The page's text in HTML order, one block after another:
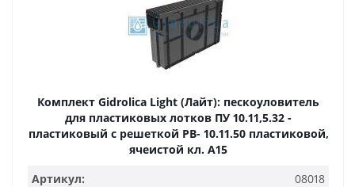
Комплект Gidrolica Light (Лайт): пескоуловитель
для пластиковых лотков ПУ 10.11,5.32 -
пластиковый с решеткой РВ- 10.11.50 пластиковой,
ячеистой кл. A15
Артикул:
08018